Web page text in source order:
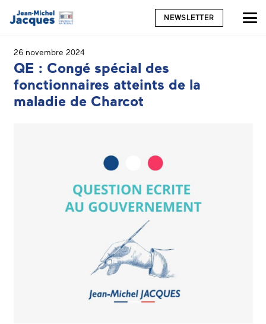
NEWSLETTER
26 novembre 2024
QE : Congé spécial des
fonctionnaires atteints de la
maladie de Charcot